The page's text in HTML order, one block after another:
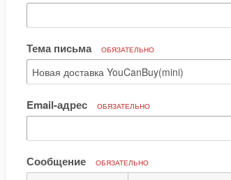
Тема письма ОБЯЗАТЕЛЬНО
Email-адрес ОБЯЗАТЕЛЬНО
Сообщение ОБЯЗАТЕЛЬНО